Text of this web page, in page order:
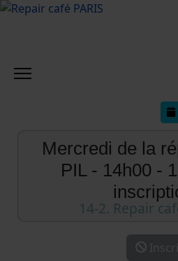
Mercredi de la
PIL - 14h00 -
14-2. Repair